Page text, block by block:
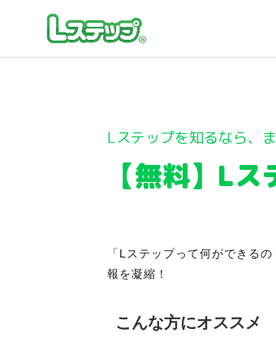
Lステップを知るなら、
【無料】L
「Lステップって何ができる
報を凝縮！
こんな方にオススメ